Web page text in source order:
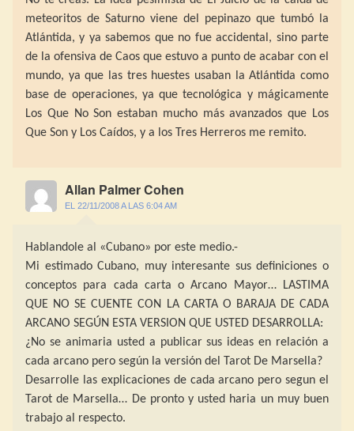
meteoritos de Saturno viene del pepinazo que tumbó la
Atlántida, y ya sabemos que no fue accidental, sino parte
de la ofensiva de Caos que estuvo a punto de acabar con el
mundo, ya que las tres huestes usaban la Atlántida como
base de operaciones, ya que tecnológica y mágicamente
Los Que No Son estaban mucho más avanzados que Los
Que Son y Los Caídos, y a los Tres Herreros me remito.
Allan Palmer Cohen
EL 22/11/2008 A LAS 6:04 AM
Hablandole al «Cubano» por este medio.-
Mi estimado Cubano, muy interesante sus definiciones o
conceptos para cada carta o Arcano Mayor… LASTIMA
QUE NO SE CUENTE CON LA CARTA O BARAJA DE CADA
ARCANO SEGÚN ESTA VERSION QUE USTED DESARROLLA:
¿No se animaria usted a publicar sus ideas en relación a
cada arcano pero según la versión del Tarot De Marsella?
Desarrolle las explicaciones de cada arcano pero segun el
Tarot de Marsella… De pronto y usted haria un muy buen
trabajo al respecto.